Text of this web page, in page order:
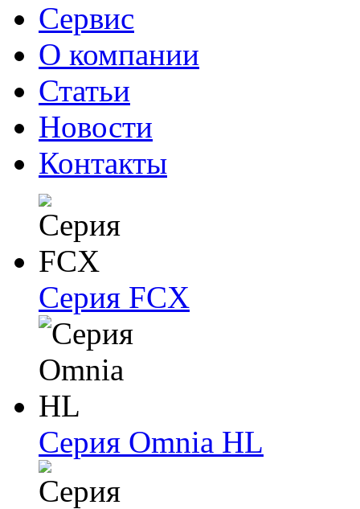
Сервис
О компании
Статьи
Новости
Контакты
Серия FCX
Серия Omnia HL